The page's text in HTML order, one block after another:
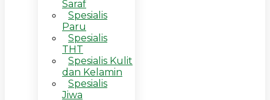
Saraf
Spesialis
Paru
Spesialis
THT
Spesialis Kulit
dan Kelamin
Spesialis
Jiwa